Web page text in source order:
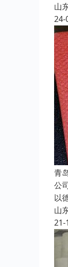
山
24-
青
公
以
山
21-